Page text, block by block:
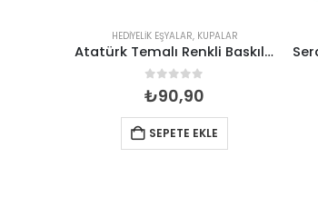
HEDIYELIK EŞYALAR, KUPALAR
Atatürk Temalı Renkli Baskılı Seramik Kupa 82*90 mm
0 out of 5
₺90,90
SEPETE EKLE